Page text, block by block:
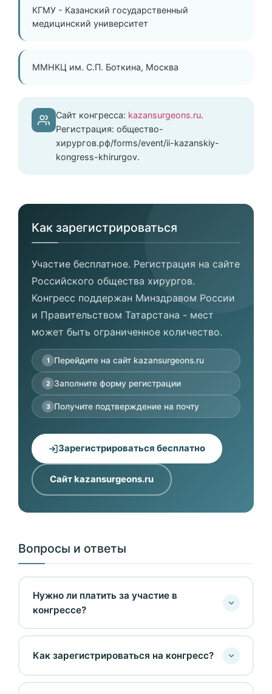
КГМУ - Казанский государственный
медицинский университет
ММНКЦ им. С.П. Боткина, Москва
Сайт конгресса: kazansurgeons.ru.
Регистрация: общество-
хирургов.рф/forms/event/ii-kazanskiy-
kongress-khirurgov.
Как зарегистрироваться
Участие бесплатное. Регистрация на сайте
Российского общества хирургов.
Конгресс поддержан Минздравом России
и Правительством Татарстана - мест
может быть ограниченное количество.
1 Перейдите на сайт kazansurgeons.ru
2 Заполните форму регистрации
3 Получите подтверждение на почту
Зарегистрироваться бесплатно
Сайт kazansurgeons.ru
Вопросы и ответы
Нужно ли платить за участие в
конгрессе?
Как зарегистрироваться на конгресс?